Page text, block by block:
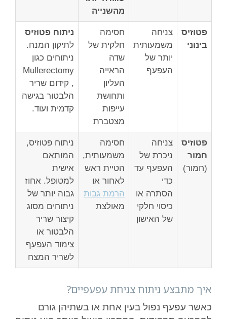
מהשנייה
פטוזיס
בינוני
צניחה
משמעותית
יותר של
העפעף
חסימה
חלקית של
שדה
הראייה
העליון
ותחושת
עייפות
מצטברת
ניתוח פטוזיס
לתיקון המנח.
ניתוחים כגון
Mullerectomy
, קידום שריר
הלבטור בגישה
קדמית ועוד.
פטוזיס
חמור
(חמור)
צניחה
ניכרת של
העפעף עד
כדי
הסתרה או
כיסוי חלקי
של האישון
חסימה
משמעותית,
הטיית ראש
לאחור או
הרמת גבות
מאולצת
ניתוח פטוזיס,
המותאם
אישית
למטופל. אחוז
גבוה יותר של
ניתוחים מסוג
קיצור שריר
הלבטור או
צימוד העפעף
לשריר המצח
איך מתבצע ניתוח צניחת עפעפיים?
כאשר עפעף נפול בעין אחת או בשתיהן גורם